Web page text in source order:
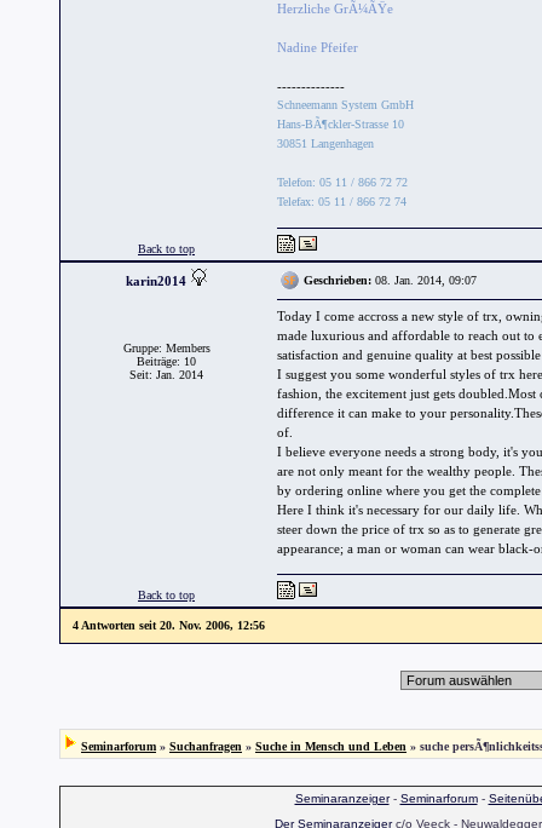
Herzliche GrÃ¼ÃŸe
Nadine Pfeifer
--------------
Schneemann System GmbH
Hans-BÃ¶ckler-Strasse 10
30851 Langenhagen
Telefon: 05 11 / 866 72 72
Telefax: 05 11 / 866 72 74
Back to top
karin2014
Gruppe: Members
Beiträge: 10
Seit: Jan. 2014
Geschrieben: 08. Jan. 2014, 09:07
Today I come accross a new style of trx,
made luxurious and affordable to reach out
satisfaction and genuine quality at best possible
I suggest you some wonderful styles of trx
fashion, the excitement just gets
difference it can make to your
of.
I believe everyone needs a strong body, it's
are not only meant for the wealthy people.
by ordering online where you get the
Here I think it's necessary for our daily life.
steer down the price of trx so as to generate
appearance; a man or woman can wear
Back to top
4 Antworten seit 20. Nov. 2006, 12:56
Seminarforum » Suchanfragen » Suche in Mensch und Leben » suche
Seminaranzeiger- Seminarforum-
Der Seminaranzeigerc/o Veeck -